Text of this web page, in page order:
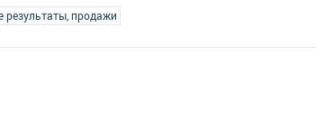
результаты, продажи